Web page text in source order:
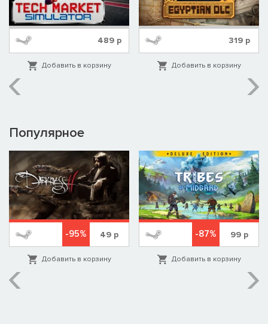
489р
Добавить в корзину
319р
Добавить в корзину
Популярное
-95% 49 р
Добавить в корзину
-87% 99р
Добавить в корзину